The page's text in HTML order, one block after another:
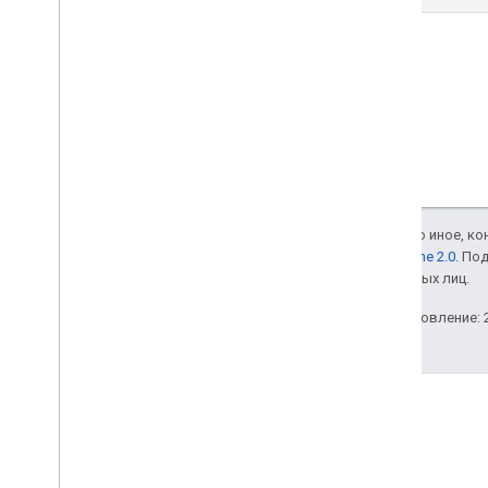
Если не указано иное,
лицензии Apache 2.0 .
аффилированных лиц.
Последнее обновление: